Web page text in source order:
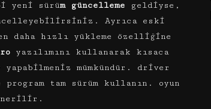
yeni sürüm güncelleme geldiyse,
Ayrıca eski
daha hızlı yükleme özelliğine
yazılımını kullanarak kısaca
mümkündür. driver
tam sürüm kullanın. oyun